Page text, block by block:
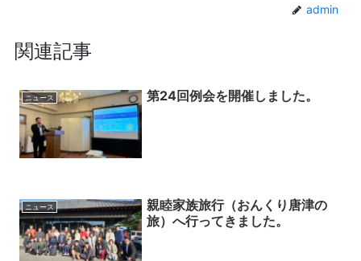
admin
関連記事
ニュース 第24回例会を開催しました。
ニュース
親睦家族旅行（おんくり唐津の
旅）へ行ってきました。